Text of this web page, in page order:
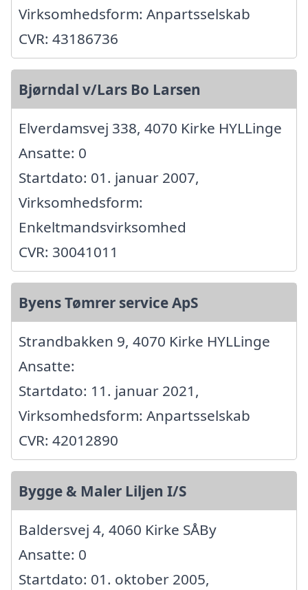
Virksomhedsform: Anpartsselskab
CVR: 43186736
Bjørndal v/Lars Bo Larsen
Elverdamsvej 338, 4070 Kirke HYLLinge
Ansatte: 0
Startdato: 01. januar 2007,
Virksomhedsform:
Enkeltmandsvirksomhed
CVR: 30041011
Byens Tømrer service ApS
Strandbakken 9, 4070 Kirke HYLLinge
Ansatte:
Startdato: 11. januar 2021,
Virksomhedsform: Anpartsselskab
CVR: 42012890
Bygge & Maler Liljen I/S
Baldersvej 4, 4060 Kirke SÅBy
Ansatte: 0
Startdato: 01. oktober 2005,